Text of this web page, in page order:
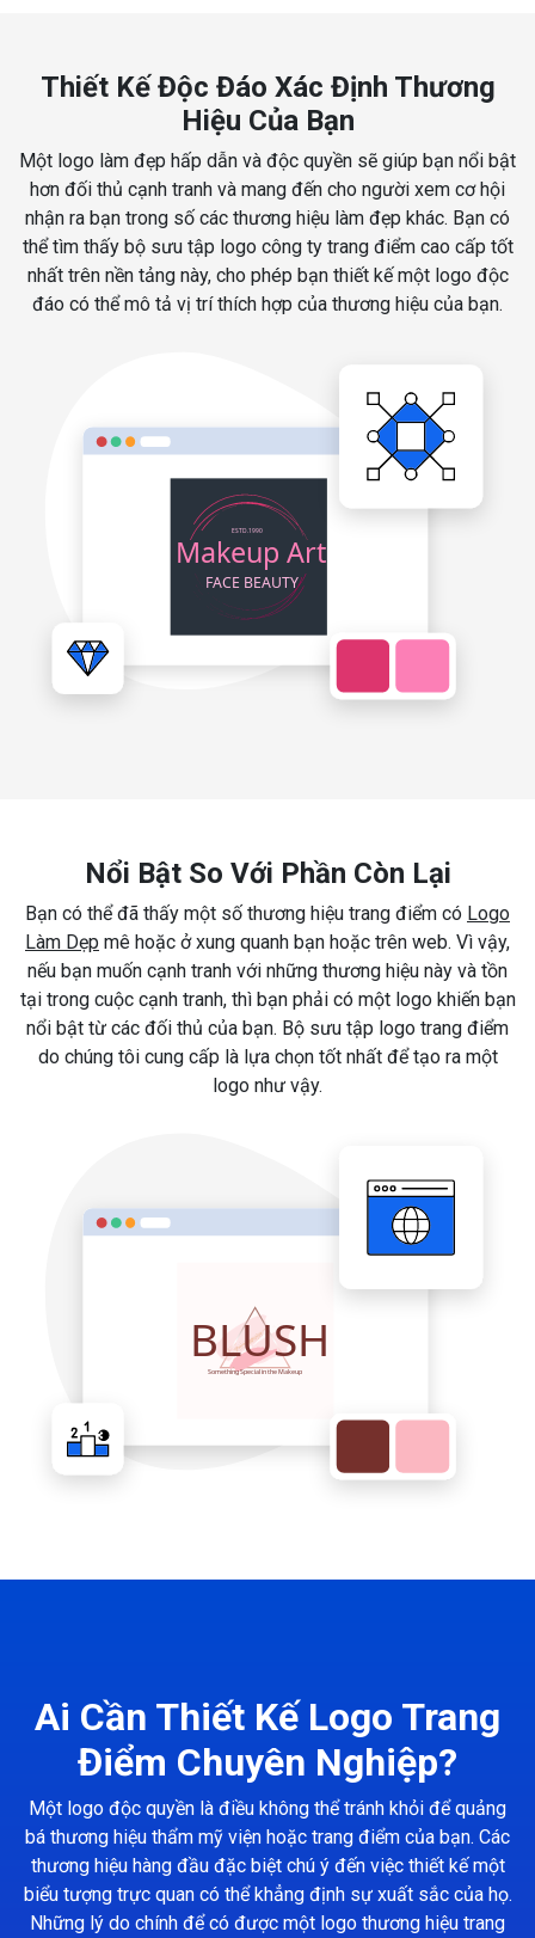
Thiết Kế Độc Đáo Xác Định Thương
Hiệu Của Bạn
Một logo làm đẹp hấp dẫn và độc quyền sẽ giúp bạn nổi bật
hơn đối thủ cạnh tranh và mang đến cho người xem cơ hội
nhận ra bạn trong số các thương hiệu làm đẹp khác. Bạn có
thể tìm thấy bộ sưu tập logo công ty trang điểm cao cấp tốt
nhất trên nền tảng này, cho phép bạn thiết kế một logo độc
đáo có thể mô tả vị trí thích hợp của thương hiệu của bạn.
Nổi Bật So Với Phần Còn Lại
Bạn có thể đã thấy một số thương hiệu trang điểm có Logo
Làm Dẹp mê hoặc ở xung quanh bạn hoặc trên web. Vì vậy,
nếu bạn muốn cạnh tranh với những thương hiệu này và tồn
tại trong cuộc cạnh tranh, thì bạn phải có một logo khiến bạn
nổi bật từ các đối thủ của bạn. Bộ sưu tập logo trang điểm
do chúng tôi cung cấp là lựa chọn tốt nhất để tạo ra một
logo như vậy.
Ai Cần Thiết Kế Logo Trang
Điểm Chuyên Nghiệp?
Một logo độc quyền là điều không thể tránh khỏi để quảng
bá thương hiệu thẩm mỹ viện hoặc trang điểm của bạn. Các
thương hiệu hàng đầu đặc biệt chú ý đến việc thiết kế một
biểu tượng trực quan có thể khẳng định sự xuất sắc của họ.
Những lý do chính để có được một logo thương hiệu trang